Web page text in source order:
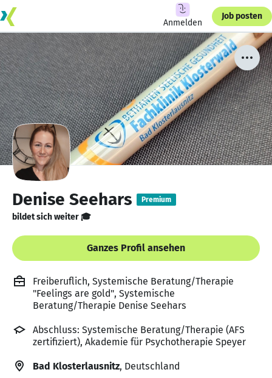
Anmelden
Job posten
Denise Seehars Premium
bildet sich weiter 🎓
Ganzes Profil ansehen
Freiberuflich, Systemische Beratung/Therapie
"Feelings are gold", Systemische
Beratung/Therapie Denise Seehars
Abschluss: Systemische Beratung/Therapie (AFS
zertifiziert), Akademie für Psychotherapie Speyer
Bad Klosterlausnitz, Deutschland